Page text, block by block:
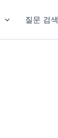
질문 검색